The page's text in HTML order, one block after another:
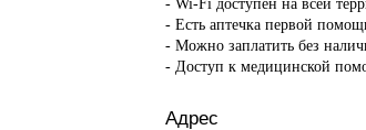
- Есть аптечка первой
- Можно заплатить без
- Доступ к медицинской
Адрес